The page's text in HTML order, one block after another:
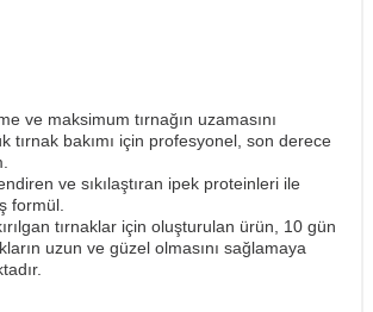
ve maksimum tırnağın uzamasını
tırnak bakımı için profesyonel, son derece
ve sıkılaştıran ipek proteinleri ile
formül.
tırnaklar için oluşturulan ürün, 10 gün
uzun ve güzel olmasını sağlamaya